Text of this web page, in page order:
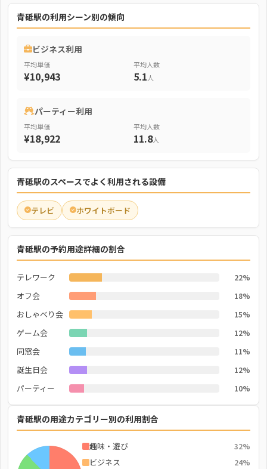
青砥駅の利用シーン別の傾向
ビジネス利用
平均単価
¥10,943
平均人数
5.1人
パーティー利用
平均単価
¥18,922
平均人数
11.8人
青砥駅のスペースでよく利用される設備
テレビ ホワイトボード
青砥駅の予約用途詳細の割合
テレワーク 22%
オフ会 18%
おしゃべり会 15%
ゲーム会 12%
同窓会 11%
誕生日会 12%
パーティー 10%
青砥駅の用途カテゴリー別の利用割合
趣味・遊び 32%
ビジネス 24%